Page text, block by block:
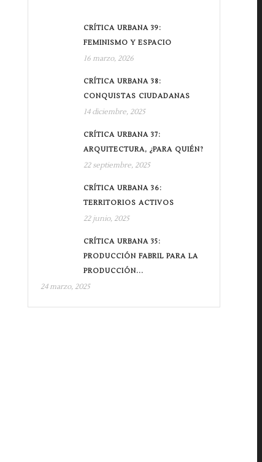
CRÍTICA URBANA 39:
FEMINISMO Y ESPACIO
16 marzo, 2026
CRÍTICA URBANA 38:
CONQUISTAS CIUDADANAS
14 diciembre, 2025
CRÍTICA URBANA 37:
ARQUITECTURA, ¿PARA QUIÉN?
22 septiembre, 2025
CRÍTICA URBANA 36:
TERRITORIOS ACTIVOS
22 junio, 2025
CRÍTICA URBANA 35:
PRODUCCIÓN FABRIL PARA LA
PRODUCCIÓN...
24 marzo, 2025